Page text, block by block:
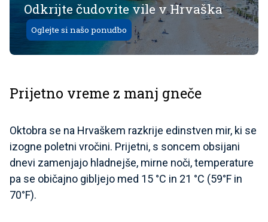
Odkrijte čudovite vile v Hrvaška
Oglejte si našo ponudbo
Prijetno vreme z manj gneče
Oktobra se na Hrvaškem razkrije edinstven mir, ki se
izogne poletni vročini. Prijetni, s soncem obsijani
dnevi zamenjajo hladnejše, mirne noči, temperature
pa se običajno gibljejo med 15 °C in 21 °C (59°F in
70°F).